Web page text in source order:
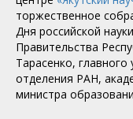
торжественное
Дня российской
Правительства
Тарасенко, главного
отделения РАН,
министра